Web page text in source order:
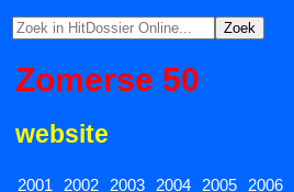
Zomerse 50
website
2001 2002 2003 2004 2005 2006